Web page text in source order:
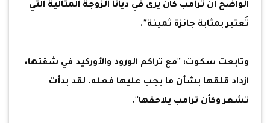
الواضح أن ترامب كان يرى في ديانا الزوجة المثالية التي
تُعتبر بمثابة جائزة ثمينة".
وتابعت سكوت: "مع تراكم الورود والأوركيد في شقتها،
ازداد قلقها بشأن ما يجب عليها فعله. لقد بدأت
تشعر وكأن ترامب يلاحقها".